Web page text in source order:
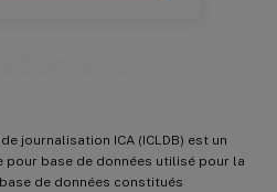
journalisation ICA (ICLDB) est un
pour base de données utilisé pour la
de données constitués